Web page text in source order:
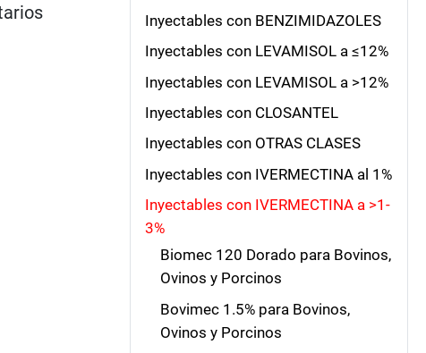
Inyectables con BENZIMIDAZOLES
Inyectables con LEVAMISOL a ≤12%
Inyectables con LEVAMISOL a >12%
Inyectables con CLOSANTEL
Inyectables con OTRAS CLASES
Inyectables con IVERMECTINA al 1%
Inyectables con IVERMECTINA a >1-
3%
Biomec 120 Dorado para Bovinos,
Ovinos y Porcinos
Bovimec 1.5% para Bovinos,
Ovinos y Porcinos